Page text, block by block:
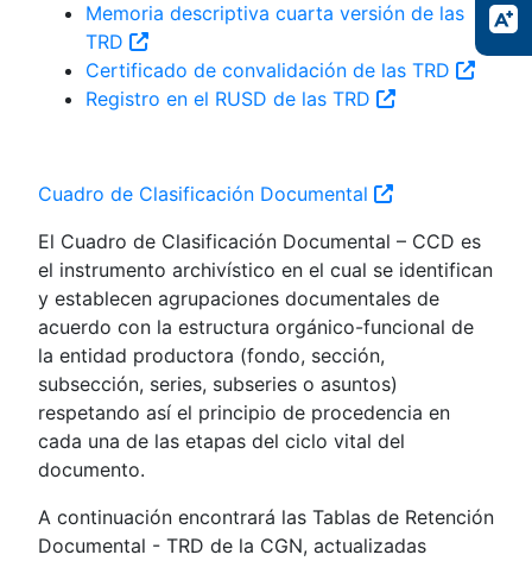
Memoria descriptiva cuarta versión de las
TRD
Certificado de convalidación de las TRD
Registro en el RUSD de las TRD
Cuadro de Clasificación Documental
El Cuadro de Clasificación Documental – CCD es
el instrumento archivístico en el cual se identifican
y establecen agrupaciones documentales de
acuerdo con la estructura orgánico-funcional de
la entidad productora (fondo, sección,
subsección, series, subseries o asuntos)
respetando así el principio de procedencia en
cada una de las etapas del ciclo vital del
documento.
A continuación encontrará las Tablas de Retención
Documental - TRD de la CGN, actualizadas